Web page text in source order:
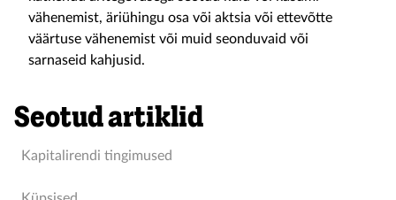
vähenemist, äriühingu osa või aktsia või ettevõtte
väärtuse vähenemist või muid seonduvaid või
sarnaseid kahjusid.
Seotud artiklid
Kapitalirendi tingimused